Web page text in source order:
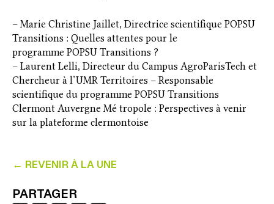
← REVENIR À LA UNE
PARTAGER
– Marie Christine Jaillet, Directrice scientifique POPSU
Transitions : Quelles attentes pour le
programme POPSU Transitions ?
– Laurent Lelli, Directeur du Campus AgroParisTech et
Chercheur à l’UMR Territoires – Responsable
scientifique du programme POPSU Transitions
Clermont Auvergne Mé tropole : Perspectives à venir
sur la plateforme clermontoise